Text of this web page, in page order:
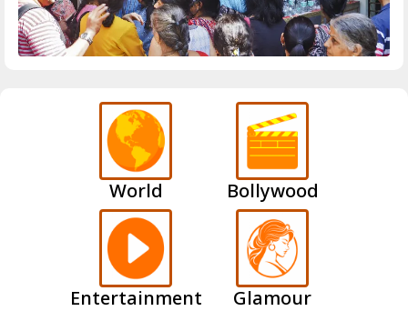
World Bollywood
Entertainment Glamour